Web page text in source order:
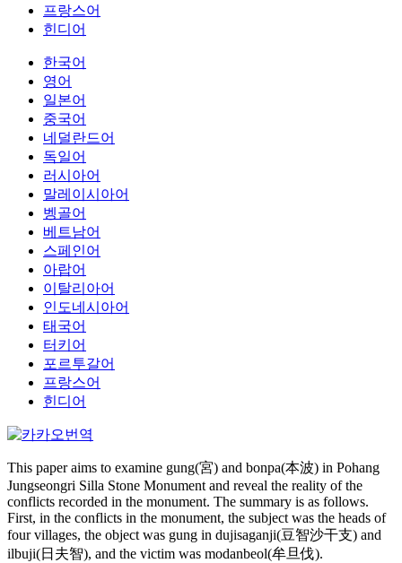
프랑스어
힌디어
한국어
영어
일본어
중국어
네덜란드어
독일어
러시아어
말레이시아어
벵골어
베트남어
스페인어
아랍어
이탈리아어
인도네시아어
태국어
터키어
포르투갈어
프랑스어
힌디어
This paper aims to examine gung(宮) and bonpa(本波) in Pohang
Jungseongri Silla Stone Monument and reveal the reality of the
conflicts recorded in the monument. The summary is as follows.
First, in the conflicts in the monument, the subject was the heads of
four villages, the object was gung in dujisaganji(豆智沙干支) and
ilbuji(日夫智), and the victim was modanbeol(牟旦伐).